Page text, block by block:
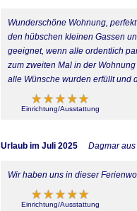
Wunderschöne Wohnung,
den hübschen kleinen Gassen
geeignet, wenn alle ordentlich
zum zweiten Mal in der
alle Wünsche wurden erfüllt und
Einrichtung/Ausstattung
Urlaub im Juli 2025 Dagmar
Wir haben uns in dieser
Einrichtung/Ausstattung